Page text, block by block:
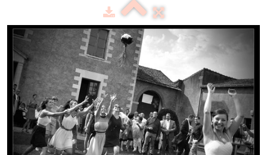
Espace clients
Boutique
Contact